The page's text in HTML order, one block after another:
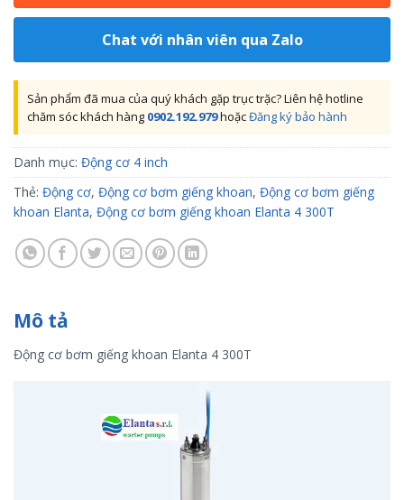
Chat với nhân viên qua Zalo
Sản phẩm đã mua của quý khách gặp trục trặc? Liên hệ hotline
chăm sóc khách hàng 0902.192.979hoặcĐăng ký bảo hành
Danh mục: Động cơ 4 inch
Thẻ: Động cơ, Động cơ bơm giếng khoan, Động cơ bơm giếng
khoan Elanta, Động cơ bơm giếng khoan Elanta 4 300T
Mô tả
Động cơ bơm giếng khoan Elanta 4 300T